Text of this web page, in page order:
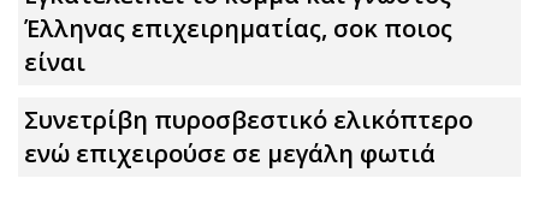
Έλληνας επιχειρηματίας, σoκ ποιος
είναι
Συνετρίβη πυροσβεστικό ελικόπτερο
ενώ επιχειρούσε σε μεγάλη φωτιά